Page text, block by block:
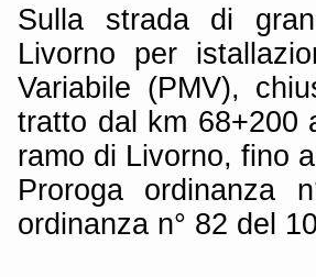
Sulla strada di
Livorno per
Variabile (PMV),
tratto dal km 68+200
ramo di Livorno, fino
Proroga ordinanza
ordinanza n° 82 del